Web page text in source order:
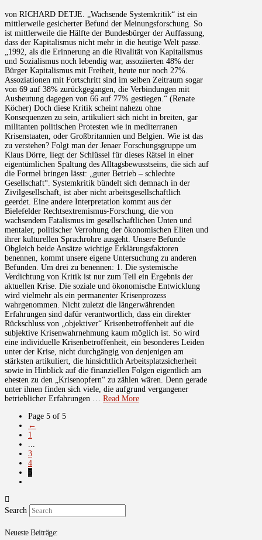
von RICHARD DETJE. „Wachsende Systemkritik“ ist ein
mittlerweile gesicherter Befund der Meinungsforschung. So
ist mittlerweile die Hälfte der Bundesbürger der Auffassung,
dass der Kapitalismus nicht mehr in die heutige Welt passe.
„1992, als die Erinnerung an die Rivalität von Kapitalismus
und Sozialismus noch lebendig war, assoziierten 48% der
Bürger Kapitalismus mit Freiheit, heute nur noch 27%.
Assoziationen mit Fortschritt sind im selben Zeitraum sogar
von 69 auf 38% zurückgegangen, die Verbindungen mit
Ausbeutung dagegen von 66 auf 77% gestiegen.“ (Renate
Köcher) Doch diese Kritik scheint nahezu ohne
Konsequenzen zu sein, artikuliert sich nicht in breiten, gar
militanten politischen Protesten wie in mediterranen
Krisenstaaten, oder Großbritannien und Belgien. Wie ist das
zu verstehen? Folgt man der Jenaer Forschungsgruppe um
Klaus Dörre, liegt der Schlüssel für dieses Rätsel in einer
eigentümlichen Spaltung des Alltagsbewusstseins, die sich auf
die Formel bringen lässt: „guter Betrieb – schlechte
Gesellschaft“. Systemkritik bündelt sich demnach in der
Zivilgesellschaft, ist aber nicht arbeitsgesellschaftlich
geerdet. Eine andere Interpretation kommt aus der
Bielefelder Rechtsextremismus-Forschung, die von
wachsendem Fatalismus im gesellschaftlichen Unten und
mentaler, politischer Verrohung der ökonomischen Eliten und
ihrer kulturellen Sprachrohre ausgeht. Unsere Befunde
Obgleich beide Ansätze wichtige Erklärungsfaktoren
benennen, kommt unsere eigene Untersuchung zu anderen
Befunden. Um drei zu benennen: 1. Die systemische
Verdichtung von Kritik ist nur zum Teil ein Ergebnis der
aktuellen Krise. Die soziale und ökonomische Entwicklung
wird vielmehr als ein permanenter Krisenprozess
wahrgenommen. Nicht zuletzt die längerwährenden
Erfahrungen sind dafür verantwortlich, dass ein direkter
Rückschluss von „objektiver“ Krisenbetroffenheit auf die
subjektive Krisenwahrnehmung kaum möglich ist. So wird
eine individuelle Krisenbetroffenheit, ein besonderes Leiden
unter der Krise, nicht durchgängig von denjenigen am
stärksten artikuliert, die hinsichtlich Arbeitsplatzsicherheit
sowie in Hinblick auf die finanziellen Folgen eigentlich am
ehesten zu den „Krisenopfern“ zu zählen wären. Denn gerade
unter ihnen finden sich viele, die aufgrund vergangener
betrieblicher Erfahrungen … Read More
Page 5 of 5
←
1
...
3
4
5
Search
Neueste Beiträge: